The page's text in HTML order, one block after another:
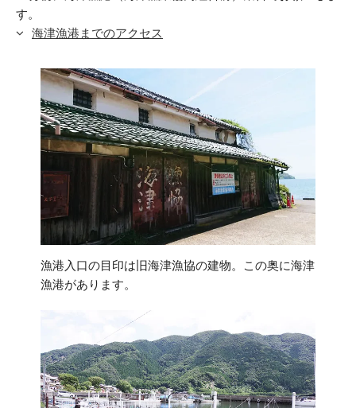
す。
海津漁港までのアクセス
漁港入口の目印は旧海津漁協の建物。この奥に海津
漁港があります。